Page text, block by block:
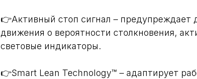
👉Активный стоп сигнал – предупреждает
движения о вероятности столкновения,
световые индикаторы.
👉Smart Lean Technology™ – адаптирует